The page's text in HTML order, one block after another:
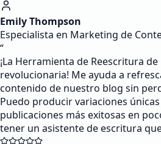
Emily Thompson
Especialista en Marketing de
“
¡La Herramienta de Reescritura de
revolucionaria! Me ayuda a
contenido de nuestro blog sin
Puedo producir variaciones
publicaciones más exitosas en
tener un asistente de escritura